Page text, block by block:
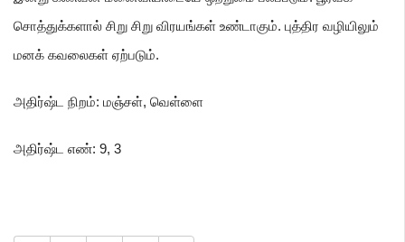
சொத்துக்களால் சிறு சிறு விரயங்கள் உண்டாகும். புத்திர வழியிலும்
மனக் கவலைகள் ஏற்படும்.
அதிர்ஷ்ட நிறம்: மஞ்சள், வெள்ளை
அதிர்ஷ்ட எண்: 9, 3